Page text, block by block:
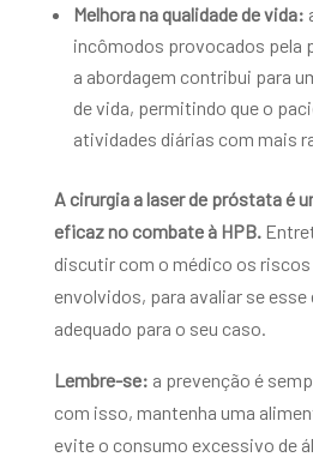
Melhora na qualidade de vida:
incômodos provocados pela
a abordagem contribui para
de vida, permitindo que o
atividades diárias com mais
A cirurgia a laser de próstata é
eficaz no combate à HPB.
discutir com o médico os
envolvidos, para avaliar se esse
adequado para o seu caso.
Lembre-se: a prevenção é
com isso, mantenha uma
evite o consumo excessivo de